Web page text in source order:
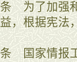
了加强和
，根据宪法
家情报工